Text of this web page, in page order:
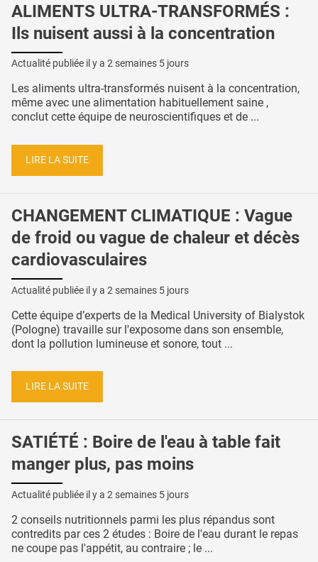
ALIMENTS ULTRA-TRANSFORMÉS :
Ils nuisent aussi à la concentration
Actualité publiée il y a 2 semaines 5 jours
Les aliments ultra-transformés nuisent à la concentration,
même avec une alimentation habituellement saine ,
conclut cette équipe de neuroscientifiques et de ...
LIRE LA SUITE
CHANGEMENT CLIMATIQUE : Vague
de froid ou vague de chaleur et décès
cardiovasculaires
Actualité publiée il y a 2 semaines 5 jours
Cette équipe d’experts de la Medical University of Bialystok
(Pologne) travaille sur l'exposome dans son ensemble,
dont la pollution lumineuse et sonore, tout ...
LIRE LA SUITE
SATIÉTÉ : Boire de l'eau à table fait
manger plus, pas moins
Actualité publiée il y a 2 semaines 5 jours
2 conseils nutritionnels parmi les plus répandus sont
contredits par ces 2 études : Boire de l'eau durant le repas
ne coupe pas l'appétit, au contraire ; le ...